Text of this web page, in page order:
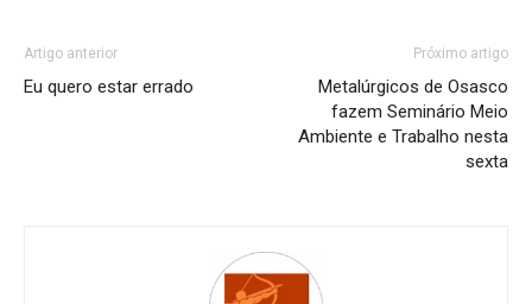
Artigo anterior
Eu quero estar errado
Próximo artigo
Metalúrgicos de Osasco
fazem Seminário Meio
Ambiente e Trabalho nesta
sexta